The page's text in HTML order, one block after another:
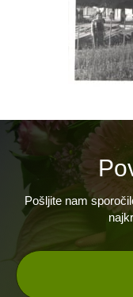
Pošljite nam